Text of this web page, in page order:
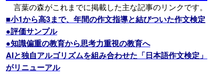
言葉の森がこれまでに掲載した主な記事のリンクです。
■小1から高3まで、年間の作文指導と結びついた作文検定
●評価サンプル
●知識偏重の教育から思考力重視の教育へ
AIと独自アルゴリズムを組み合わせた「日本語作文検定」
がリニューアル